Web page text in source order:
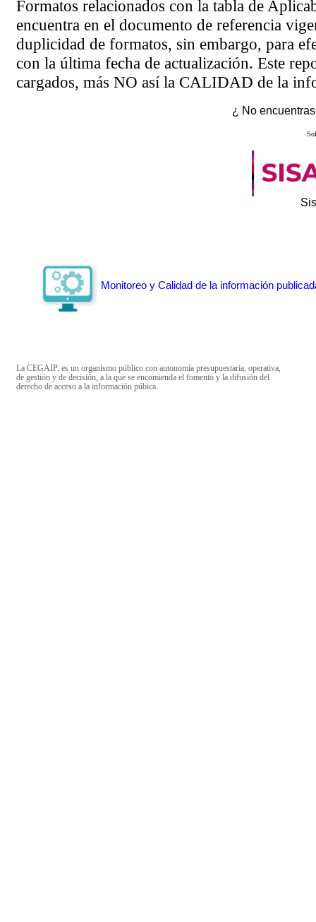
Formatos relacionados con la tabla de
encuentra en el documento de referencia
duplicidad de formatos, sin embargo, para
con la última fecha de actualización. Este
cargados, más NO así la CALIDAD de la
¿ No
Monitoreo y Calidad de la información
La CEGAIP, es un organismo público con autonomía presupuestaria, operativa,
de gestión y de decisión, a la que se encomienda el fomento y la difusión del
derecho de acceso a la información púbica.